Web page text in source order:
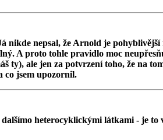
nepsal, že Arnold je
A proto tohle pravidlo moc
ale jen za potvrzení toho, že na
co jsem upozornil.
heterocyklickými látkami - je to